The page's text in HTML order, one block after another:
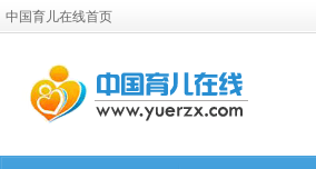
中国育儿在线首页